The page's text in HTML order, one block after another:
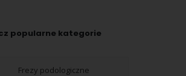
popularne kategorie
Frezy podologiczne